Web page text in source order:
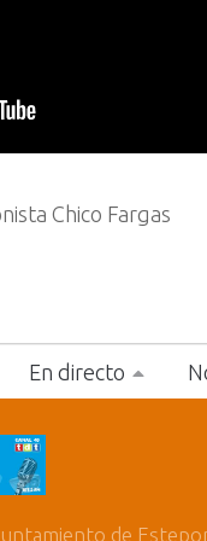
Chico Fargas
En directo
de